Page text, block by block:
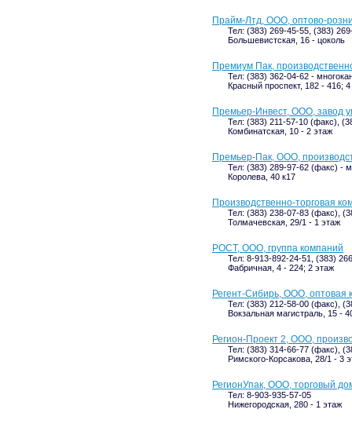
Прайм-Лтд, ООО, оптово-
Тел: (383) 269-45-55, (383)
Большевистская, 16 - цоколь
Премиум Пак,
Тел: (383) 362-04-62 -
Красный проспект, 182 - 416;
Премьер-Инвест, ООО, завод
Тел: (383) 211-57-10 (факс),
Комбинатская, 10 - 2 этаж
Премьер-Пак, ООО,
Тел: (383) 289-97-62 (факс) -
Королева, 40 к17
Производственно-торговая
Тел: (383) 238-07-83 (факс),
Толмачевская, 29/1 - 1 этаж
РОСТ, ООО, группа компаний
Тел: 8-913-892-24-51, (383)
Фабричная, 4 - 224; 2 этаж
Регент-Сибирь, ООО, оптовая
Тел: (383) 212-58-00 (факс),
Вокзальная магистраль, 15 -
Регион-Проект 2, ООО,
Тел: (383) 314-66-77 (факс),
Римского-Корсакова, 28/1 - 3
РегионУпак, ООО, торговый
Тел: 8-903-935-57-05
Нижегородская, 280 - 1 этаж